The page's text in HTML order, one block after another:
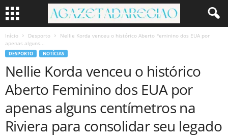
Início Desporto
Nellie Korda venceu o histórico Aberto Feminino dos EUA por
apenas alguns...
DESPORTO NOTÍCIAS
Nellie Korda venceu o histórico
Aberto Feminino dos EUA por
apenas alguns centímetros na
Riviera para consolidar seu legado